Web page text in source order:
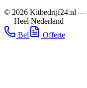
© 2026 Kitbedrijf24.nl —
— Heel Nederland
Bel
Offerte